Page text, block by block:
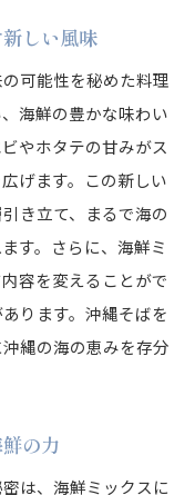
しい風味
可能性を秘めた料理
海鮮の豊かな味わい
やホタテの甘みがス
げます。この新しい
き立て、まるで海の
す。さらに、海鮮ミ
容を変えることがで
ります。沖縄そばを
縄の海の恵みを存分
の力
は、海鮮ミックスに